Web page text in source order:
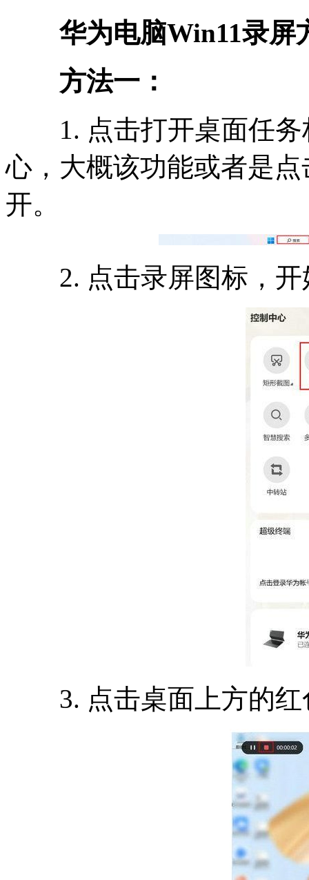
华为电脑Win11录屏
方法一：
1. 点击打开桌面任务
心，大概该功能或者是
开。
2. 点击录屏图标，开
3. 点击桌面上方的红